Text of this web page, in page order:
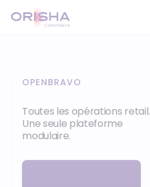
OPENBRAVO
Toutes les opérations retail.
Une seule plateforme
modulaire.